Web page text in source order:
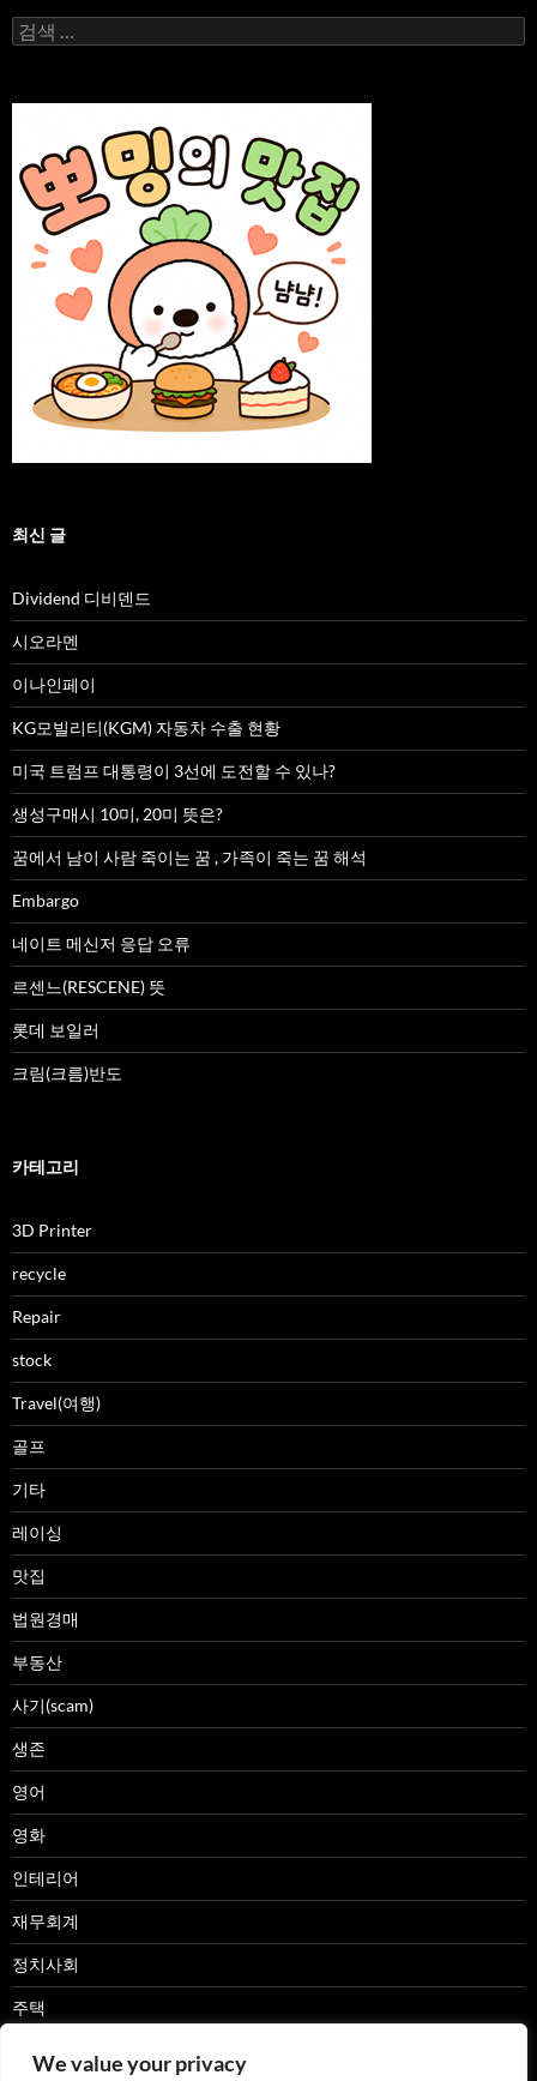
We value your privacy
검
색:
최신 글
Dividend 디비덴드
시오라멘
이나인페이
KG모빌리티(KGM) 자동차 수출 현황
미국 트럼프 대통령이 3선에 도전할 수 있나?
생성구매시 10미, 20미 뜻은?
꿈에서 남이 사람 죽이는 꿈 , 가족이 죽는 꿈 해석
Embargo
네이트 메신저 응답 오류
르센느(RESCENE) 뜻
롯데 보일러
크림(크름)반도
카테고리
3D Printer
recycle
Repair
stock
Travel(여행)
골프
기타
레이싱
맛집
법원경매
부동산
사기(scam)
생존
영어
영화
인테리어
재무회계
정치사회
주택